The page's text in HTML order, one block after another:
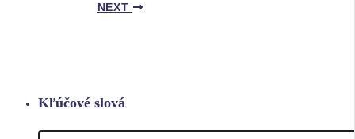
NEXT
Kľúčové slová